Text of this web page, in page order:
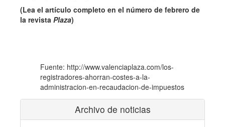
(Lea el artículo completo en el número de febrero de
la revista Plaza)
Fuente: http://www.valenciaplaza.com/los-
registradores-ahorran-costes-a-la-
administracion-en-recaudacion-de-impuestos
Archivo de noticias